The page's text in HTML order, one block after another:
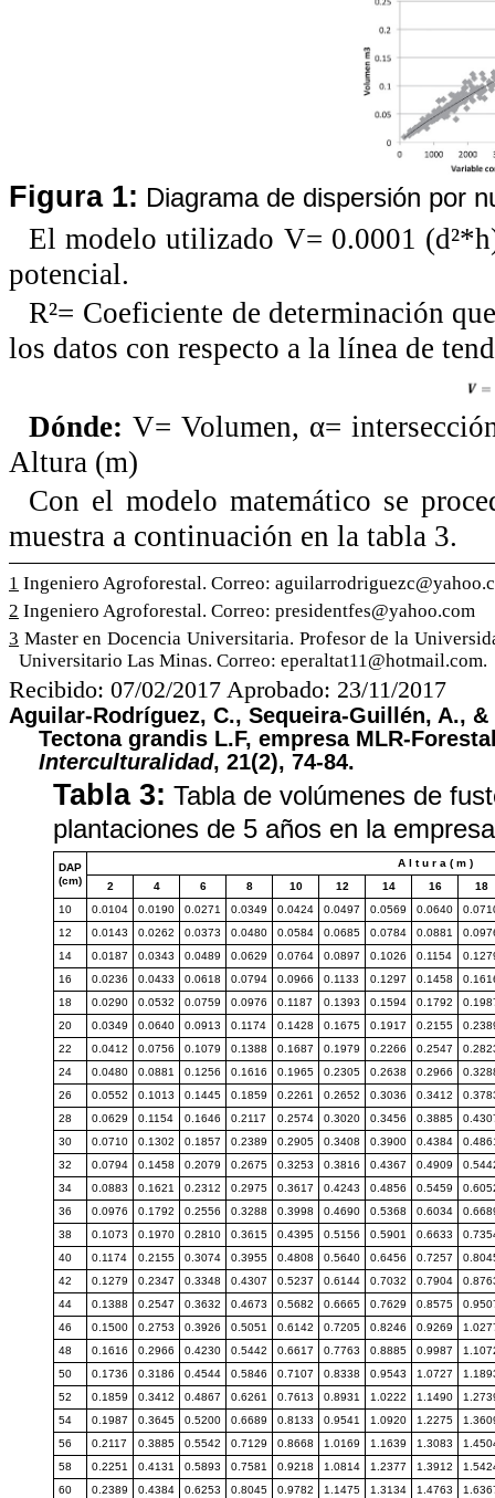
Figura 1: Diagrama de dispersión por
El modelo utilizado V= 0.0001
potencial.
R²= Coeficiente de determinación
los datos con respecto a la línea de
Dónde: V= Volumen, α=
Altura (m)
Con el modelo matemático se
muestra a continuación en la tabla 3.
1 Ingeniero Agroforestal. Correo:
2 Ingeniero Agroforestal. Correo: presidentfes@yahoo.com
3 Master en Docencia Universitaria. Profesor de la
Universitario Las Minas. Correo: eperaltat11@hotmail.com.
Recibido: 07/02/2017 Aprobado: 23/11/2017
Aguilar-Rodríguez, C., Sequeira-Guillén, A.,
Tectona grandis L.F, empresa MLR-
Interculturalidad, 21(2), 74-84.
Tabla 3: Tabla de volúmenes de
plantaciones de 5 años en la
DAP
(cm)
A l t u r a ( m )
2
4 6 8 10 12 14 16
18
10
0.0104 0.0190 0.0271 0.0349 0.0424 0.0497 0.0569 0.0640
12
0.0143 0.0262 0.0373 0.0480 0.0584 0.0685 0.0784 0.0881
14
0.0187 0.0343 0.0489 0.0629 0.0764 0.0897 0.1026 0.1154
16
0.0236 0.0433 0.0618 0.0794 0.0966 0.1133 0.1297 0.1458
18
0.0290 0.0532 0.0759 0.0976 0.1187 0.1393 0.1594 0.1792
20
0.0349 0.0640 0.0913 0.1174 0.1428 0.1675 0.1917 0.2155
22
0.0412 0.0756 0.1079 0.1388 0.1687 0.1979 0.2266 0.2547
24
0.0480 0.0881 0.1256 0.1616 0.1965 0.2305 0.2638 0.2966
26
0.0552 0.1013 0.1445 0.1859 0.2261 0.2652 0.3036 0.3412
28
0.0629 0.1154 0.1646 0.2117 0.2574 0.3020 0.3456 0.3885
30
0.0710 0.1302 0.1857 0.2389 0.2905 0.3408 0.3900 0.4384
32
0.0794 0.1458 0.2079 0.2675 0.3253 0.3816 0.4367 0.4909
34
0.0883 0.1621 0.2312 0.2975 0.3617 0.4243 0.4856 0.5459
36
0.0976 0.1792 0.2556 0.3288 0.3998 0.4690 0.5368 0.6034
38
0.1073 0.1970 0.2810 0.3615 0.4395 0.5156 0.5901 0.6633
40
0.1174 0.2155 0.3074 0.3955 0.4808 0.5640 0.6456 0.7257
42
0.1279 0.2347 0.3348 0.4307 0.5237 0.6144 0.7032 0.7904
44
0.1388 0.2547 0.3632 0.4673 0.5682 0.6665 0.7629 0.8575
46
0.1500 0.2753 0.3926 0.5051 0.6142 0.7205 0.8246 0.9269
48
0.1616 0.2966 0.4230 0.5442 0.6617 0.7763 0.8885 0.9987
50
0.1736 0.3186 0.4544 0.5846 0.7107 0.8338 0.9543 1.0727
52
0.1859 0.3412 0.4867 0.6261 0.7613 0.8931 1.0222 1.1490
54
0.1987 0.3645 0.5200 0.6689 0.8133 0.9541 1.0920 1.2275
56
0.2117 0.3885 0.5542 0.7129 0.8668 1.0169 1.1639 1.3083
58
0.2251 0.4131 0.5893 0.7581 0.9218 1.0814 1.2377 1.3912
60
0.2389 0.4384 0.6253 0.8045 0.9782 1.1475 1.3134 1.4763